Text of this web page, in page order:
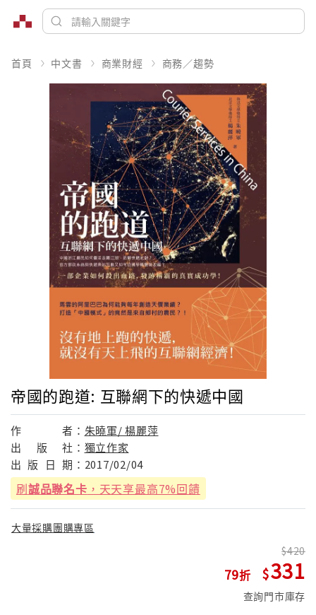
首頁 中文書 商業財經 商務／趨勢
帝國的跑道: 互聯網下的快遞中國
作 者： 朱曉軍/ 楊麗萍
出
版 社： 獨立作家
出 版 日 期： 2017/02/04
刷誠品聯名卡 ，天天享最高7%回饋
大量採購團購專區
79
420
331
查詢門市庫存